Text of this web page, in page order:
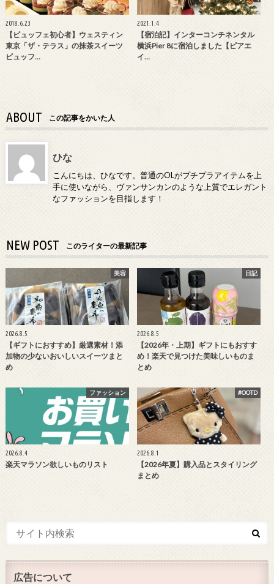
2018.6.23
【ビュッフェ初心者】ウェスティン
東京「ザ・テラス」の抹茶スイーツ
ビュッフ…
2021.1.4
【宿泊記】インターコンチネンタル
横浜Pier 8に宿泊しました【ピアエ
イ…
ABOUT この記事をかいた人
ひな
こんにちは、ひなです。普通のOLがプチプラアイテムを上
手に使いながら、ヴァンサンカンのような上質でエレガント
なファッションを目指します！
NEW POST このライターの最新記事
美容
2026.8.5
【ギフトにおすすめ】厳選素材！添
加物の少ないおいしいスイーツまと
め
日記
2026.8.5
【2026年・上期】ギフトにもおすす
め！楽天で見つけた美味しいものま
とめ
ファッション
2026.8.4
楽天マラソン欲しいものリスト
#OOTD
2026.8.1
【2026年夏】購入品とスタイリング
まとめ
広告について